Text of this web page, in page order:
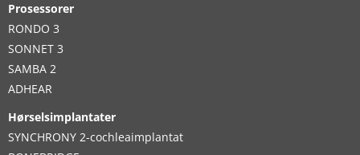
Prosessorer
RONDO 3
SONNET 3
SAMBA 2
ADHEAR
Hørselsimplantater
SYNCHRONY 2-cochleaimplantat